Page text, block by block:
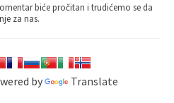
biće pročitan i trudićemo se da
za nas.
by Translate